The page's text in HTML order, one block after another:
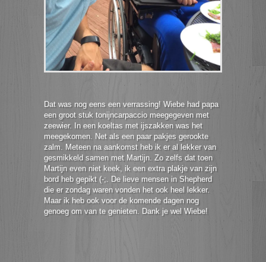
Dat was nog eens een verrassing! Wiebe had papa
een groot stuk tonijncarpaccio meegegeven met
zeewier. In een koeltas met ijszakken was het
meegekomen. Net als een paar pakjes gerookte
zalm. Meteen na aankomst heb ik er al lekker van
gesmikkeld samen met Martijn. Zo zelfs dat toen
Martijn even niet keek, ik een extra plakje van zijn
bord heb gepikt (-;. De lieve mensen in Shepherd
die er zondag waren vonden het ook heel lekker.
Maar ik heb ook voor de komende dagen nog
genoeg om van te genieten. Dank je wel Wiebe!